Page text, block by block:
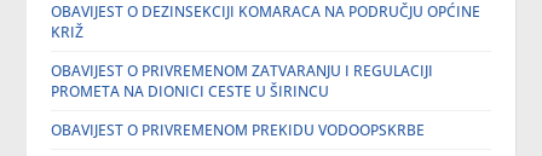
OBAVIJEST O DEZINSEKCIJI KOMARACA NA PODRUČJU OPĆINE
KRIŽ
OBAVIJEST O PRIVREMENOM ZATVARANJU I REGULACIJI
PROMETA NA DIONICI CESTE U ŠIRINCU
OBAVIJEST O PRIVREMENOM PREKIDU VODOOPSKRBE